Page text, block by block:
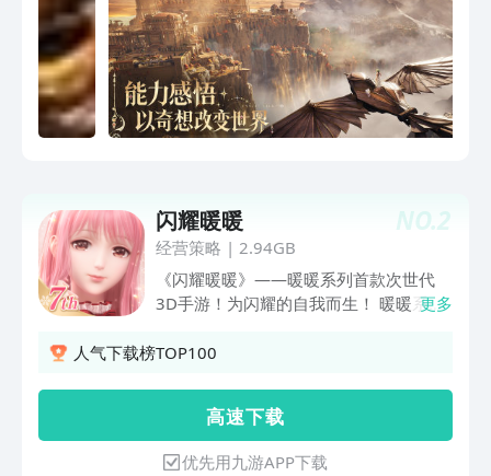
处风物与传说面对未知的谜题与挑战，举
起弓箭、邀伙伴协战、感悟新的能力套
装……都是解法其一。若想描画这个无限
世界的边际，请带上灵感、勇气，与好
奇。【家园建造】空中有座暖暖的岛在专
属岛屿，亲手打造理想家园。自由设计每
是新的冒险无论身处森罗万象的奇迹大
陆，还是神秘奇诡的空间幻境，用不同的
能力组合解构关卡的精妙设计，在起落之
间发现新的奥秘。【休闲玩法】发呆、小
憩，做什么都可以钓鱼骑行，撸猫扑蝶，
和路人一起躲雨，又或者开一局小游
受无忧无虑的静谧时光。【联机开放】旅
途有回声，灵魂不再独行与平行世界的暖
暖相遇，共赴一场美好约定。摇铃轻响
时，好友便相会。无论是牵手同行，还是
NO.2
闪耀暖暖
经营策略 | 2.94GB
《闪耀暖暖》——暖暖系列首款次世代
3D手游！为闪耀的自我而生！ 暖暖系列
造！ 千种3D材质、极致高清细节，打造
更多
人气下载榜TOP100
高 速 下 载
优先用九游APP下载